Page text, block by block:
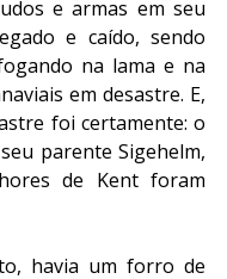
e armas em seu
e caído, sendo
na lama e na
em desastre. E,
foi certamente: o
parente Sigehelm,
de Kent foram
havia um forro de